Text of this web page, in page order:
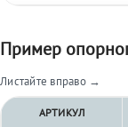
Пример
Листайте вправо →
АРТИКУЛ